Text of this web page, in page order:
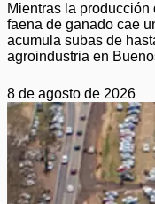
Mientras la
faena de ganado cae
acumula subas de
agroindustria en
8 de agosto de 2026